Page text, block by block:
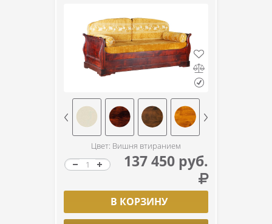
Цвет: Вишня втиранием
137 450 руб.
В КОРЗИНУ